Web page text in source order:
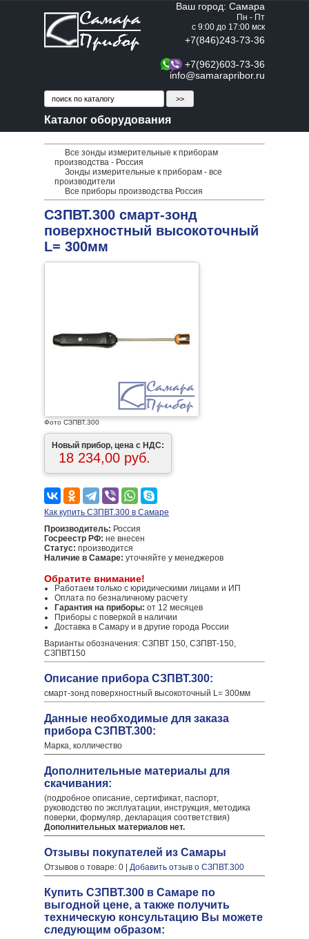
Ваш город: Самара
Пн - Пт
с 9:00 до 17:00 мск
+7(846)243-73-36
+7(962)603-73-36
info@samarapribor.ru
Каталог оборудования
Все зонды измерительные к приборам
производства - Россия
Зонды измерительные к приборам - все
производители
Все приборы производства Россия
СЗПВТ.300 смарт-зонд
поверхностный высокоточный
L= 300мм
Фото СЗПВТ.300
Новый прибор, цена с НДС:
18 234,00 руб.
Как купить СЗПВТ.300 в Самаре
Производитель: Россия
Госреестр РФ: не внесен
Статус: производится
Наличие в Самаре: уточняйте у менеджеров
Обратите внимание!
Работаем только с юридическими лицами и ИП
Оплата по безналичному расчету
Гарантия на приборы: от 12 месяцев
Приборы с поверкой в наличии
Доставка в Самару и в другие города России
Варианты обозначения: СЗПВТ 150, СЗПВТ-150,
СЗПВТ150
Описание прибора СЗПВТ.300:
смарт-зонд поверхностный высокоточный L= 300мм
Данные необходимые для заказа
прибора СЗПВТ.300:
Марка, колличество
Дополнительные материалы для
скачивания:
(подробное описание, сертификат, паспорт,
руководство по эксплуатации, инструкция, методика
поверки, формуляр, декларация соответствия)
Дополнительных материалов нет.
Отзывы покупателей из Самары
Отзывов о товаре: 0 | Добавить отзыв о СЗПВТ.300
Купить СЗПВТ.300 в Самаре по
выгодной цене, а также получить
техническую консультацию Вы можете
следующим образом: